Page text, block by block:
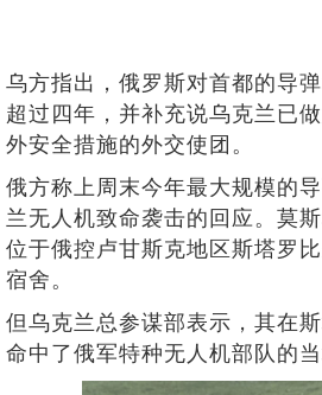
乌方指出，俄罗斯对首都的导
超过四年，并补充说乌克兰已
外安全措施的外交使团。
俄方称上周末今年最大规模的
兰无人机致命袭击的回应。莫
位于俄控卢甘斯克地区斯塔罗
宿舍。
但乌克兰总参谋部表示，其在
命中了俄军特种无人机部队的当